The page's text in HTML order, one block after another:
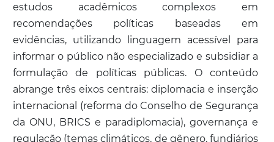
estudos acadêmicos complexos em
recomendações políticas baseadas em
evidências, utilizando linguagem acessível para
informar o público não especializado e subsidiar a
formulação de políticas públicas. O conteúdo
abrange três eixos centrais: diplomacia e inserção
internacional (reforma do Conselho de Segurança
da ONU, BRICS e paradiplomacia), governança e
regulação (temas climáticos, de gênero, fundiários